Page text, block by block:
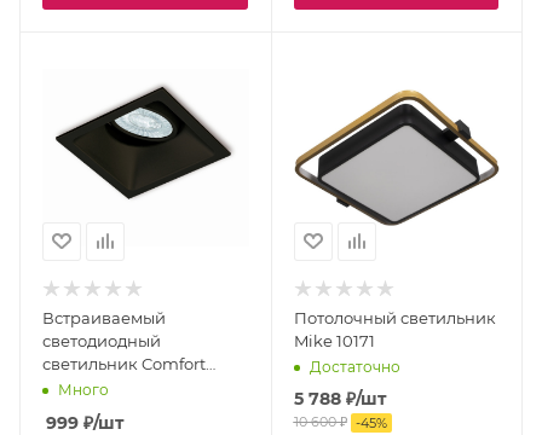
Встраиваемый
светодиодный
светильник Comfort
Gu10 C0165 IP20
Много
999 ₽/шт
Потолочный светильник
Mike 10171
Достаточно
5 788₽/шт
10 600₽ -45%